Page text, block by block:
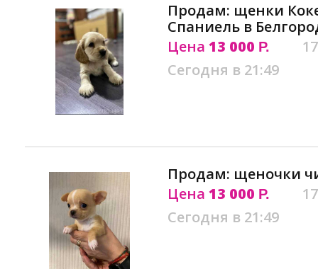
Продам: щенки
Спаниель в
Цена 13 000 Р.
Сегодня в 21:49
Продам: щеночки
Цена 13 000 Р.
Сегодня в 21:49